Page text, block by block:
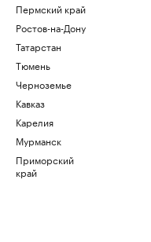
Пермский край
Ростов-на-Дону
Татарстан
Тюмень
Черноземье
Кавказ
Карелия
Мурманск
Приморский
край